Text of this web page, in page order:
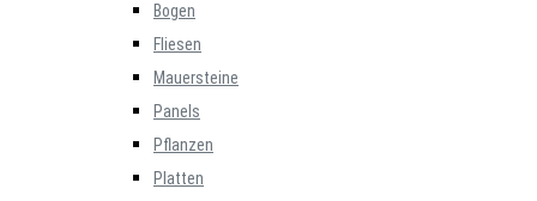
Bogen
Fliesen
Mauersteine
Panels
Pflanzen
Platten